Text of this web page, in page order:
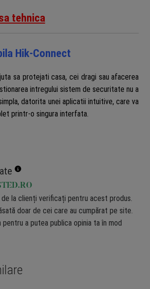
tehnica
Hik-Connect
sa protejati casa, cei dragi sau afacerea
intregului sistem de securitate nu a
datorita unei aplicatii intuitive, care va
printr-o singura interfata.
de la clienți verificați pentru acest produs.
doar de cei care au cumpărat pe site.
pentru a putea publica opinia ta în mod